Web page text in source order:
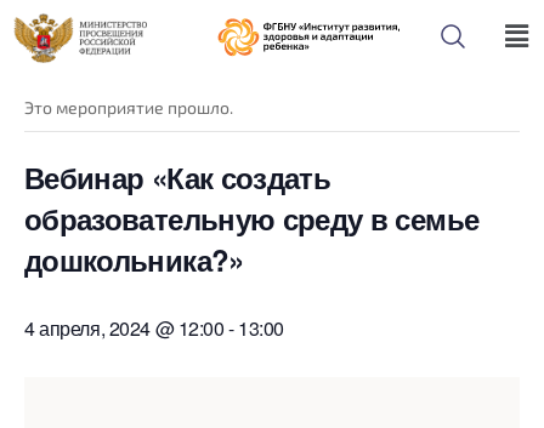
« Все Мероприятия
Это мероприятие прошло.
Вебинар «Как создать
образовательную среду в семье
дошкольника?»
4 апреля, 2024 @ 12:00-13:00